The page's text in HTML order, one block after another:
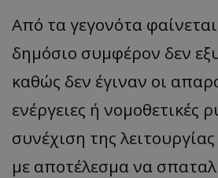
Από τα γεγονότα
δημόσιο συμφέρον δεν
καθώς δεν έγιναν οι
ενέργειες ή νομοθετικές
συνέχιση της
με αποτέλεσμα να